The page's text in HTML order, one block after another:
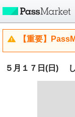
【重要】
５月１７日(日)